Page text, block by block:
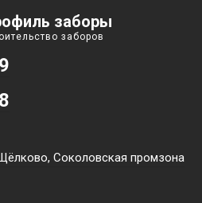
заборы
заборов
Соколовская промзона